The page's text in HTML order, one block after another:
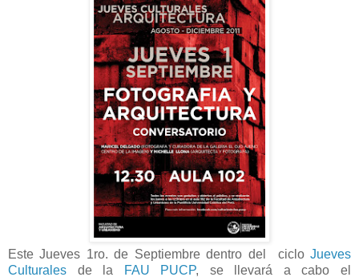
Este Jueves 1ro. de Septiembre dentro del ciclo Jueves
Culturales de la FAU PUCP, se llevará a cabo el